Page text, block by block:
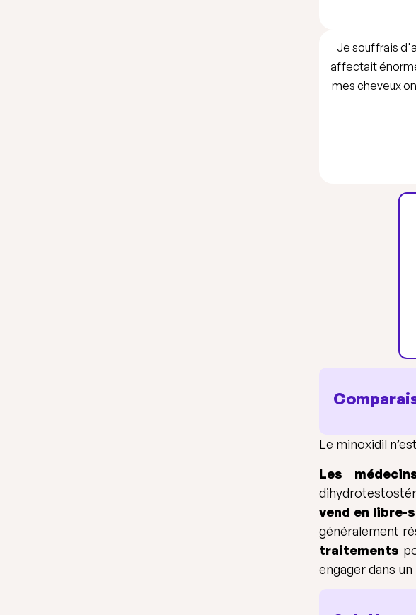
Je souffrais
affectait
mes cheveux
Le minoxidil
Les
vend en libre-
généralement
traitements
engager dans